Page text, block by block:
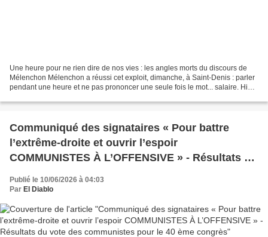
Une heure pour ne rien dire de nos vies : les angles morts du discours de
Mélenchon Mélenchon a réussi cet exploit, dimanche, à Saint-Denis : parler
pendant une heure et ne pas prononcer une seule fois le mot... salaire. Hier,
Communiqué des signataires « Pour battre
l’extrême-droite et ouvrir l’espoir
COMMUNISTES À L’OFFENSIVE » - Résultats du
vote des communistes pour le 40 ème congrès
Publié le 10/06/2026 à 04:03
Par El Diablo